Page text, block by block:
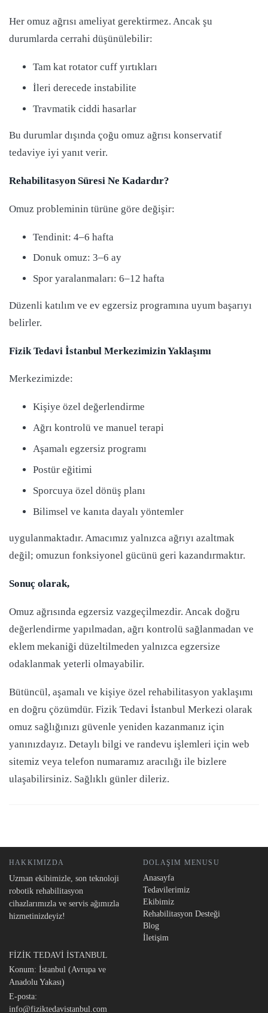
Her omuz ağrısı ameliyat gerektirmez. Ancak şu
durumlarda cerrahi düşünülebilir:
Tam kat rotator cuff yırtıkları
İleri derecede instabilite
Travmatik ciddi hasarlar
Bu durumlar dışında çoğu omuz ağrısı konservatif
tedaviye iyi yanıt verir.
Rehabilitasyon Süresi Ne Kadardır?
Omuz probleminin türüne göre değişir:
Tendinit: 4–6 hafta
Donuk omuz: 3–6 ay
Spor yaralanmaları: 6–12 hafta
Düzenli katılım ve ev egzersiz programına uyum başarıyı
belirler.
Fizik Tedavi İstanbul Merkezimizin Yaklaşımı
Merkezimizde:
Kişiye özel değerlendirme
Ağrı kontrolü ve manuel terapi
Aşamalı egzersiz programı
Postür eğitimi
Sporcuya özel dönüş planı
Bilimsel ve kanıta dayalı yöntemler
uygulanmaktadır. Amacımız yalnızca ağrıyı azaltmak
değil; omuzun fonksiyonel gücünü geri kazandırmaktır.
Sonuç olarak,
Omuz ağrısında egzersiz vazgeçilmezdir. Ancak doğru
değerlendirme yapılmadan, ağrı kontrolü sağlanmadan ve
eklem mekaniği düzeltilmeden yalnızca egzersize
odaklanmak yeterli olmayabilir.
Bütüncül, aşamalı ve kişiye özel rehabilitasyon yaklaşımı
en doğru çözümdür. Fizik Tedavi İstanbul Merkezi olarak
omuz sağlığınızı güvenle yeniden kazanmanız için
yanınızdayız. Detaylı bilgi ve randevu işlemleri için web
sitemiz veya telefon numaramız aracılığı ile bizlere
ulaşabilirsiniz. Sağlıklı günler dileriz.
HAKKIMIZDA
Uzman ekibimizle, son teknoloji
robotik rehabilitasyon
cihazlarımızla ve servis ağımızla
hizmetinizdeyiz!
DOLAŞIM MENUSU
Anasayfa
Tedavilerimiz
Ekibimiz
Rehabilitasyon Desteği
Blog
İletişim
FİZİK TEDAVİ İSTANBUL
Konum: İstanbul (Avrupa ve
Anadolu Yakası)
E-posta:
info@fiziktedavistanbul.com